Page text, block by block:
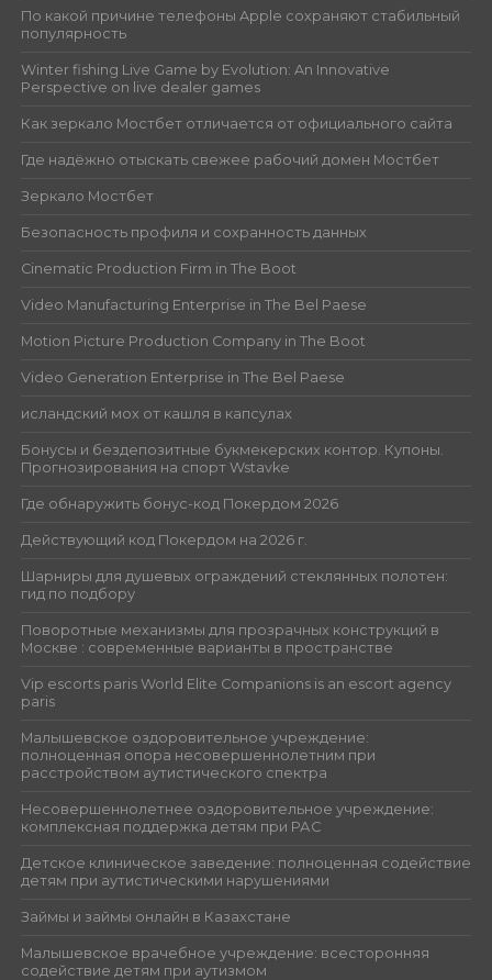
По какой причине телефоны Apple сохраняют стабильный
популярность
Winter fishing Live Game by Evolution: An Innovative
Perspective on live dealer games
Как зеркало Мостбет отличается от официального сайта
Где надёжно отыскать свежее рабочий домен Мостбет
Зеркало Мостбет
Безопасность профиля и сохранность данных
Cinematic Production Firm in The Boot
Video Manufacturing Enterprise in The Bel Paese
Motion Picture Production Company in The Boot
Video Generation Enterprise in The Bel Paese
исландский мох от кашля в капсулах
Бонусы и бездепозитные букмекерских контор. Купоны.
Прогнозирования на спорт Wstavke
Где обнаружить бонус-код Покердом 2026
Действующий код Покердом на 2026 г.
Шарниры для душевых ограждений стеклянных полотен:
гид по подбору
Поворотные механизмы для прозрачных конструкций в
Москве : современные варианты в пространстве
Vip escorts paris World Elite Companions is an escort agency
paris
Малышевское оздоровительное учреждение:
полноценная опора несовершеннолетним при
расстройством аутистического спектра
Несовершеннолетнее оздоровительное учреждение:
комплексная поддержка детям при РАС
Детское клиническое заведение: полноценная содействие
детям при аутистическими нарушениями
Займы и займы онлайн в Казахстане
Малышевское врачебное учреждение: всесторонняя
содействие детям при аутизмом